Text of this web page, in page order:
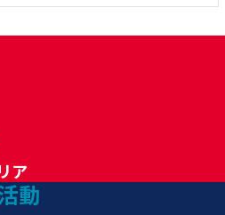
ア
動